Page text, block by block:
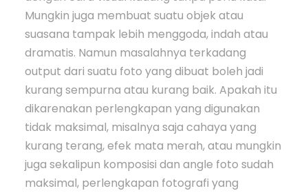
Mungkin juga membuat suatu objek atau
suasana tampak lebih menggoda, indah atau
dramatis. Namun masalahnya terkadang
output dari suatu foto yang dibuat boleh jadi
kurang sempurna atau kurang baik. Apakah itu
dikarenakan perlengkapan yang digunakan
tidak maksimal, misalnya saja cahaya yang
kurang terang, efek mata merah, atau mungkin
juga sekalipun komposisi dan angle foto sudah
maksimal, perlengkapan fotografi yang